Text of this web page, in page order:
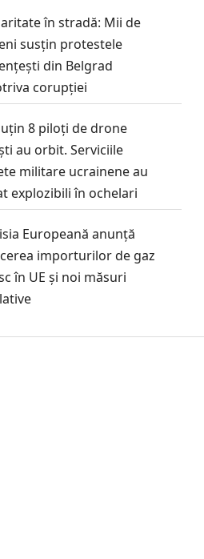
în stradă: Mii de
susțin protestele
din Belgrad
corupției
8 piloți de drone
au orbit. Serviciile
militare ucrainene au
explozibili în ochelari
Europeană anunță
importurilor de gaz
în UE și noi măsuri